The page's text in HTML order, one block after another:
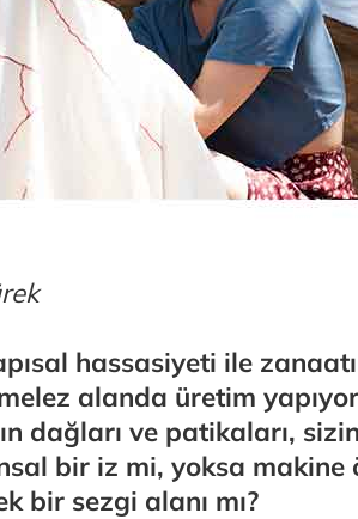
hassasiyeti ile
alanda üretim
dağları ve patikaları,
bir iz mi, yoksa makine
bir sezgi alanı mı?